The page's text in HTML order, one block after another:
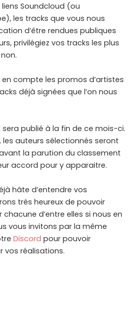
Soundcloud (ou
les tracks que vous nous
d’être rendues publiques
privilégiez vos tracks les plus
compte les promos d’artistes
déjà signées que l’on nous
publié à la fin de ce mois-ci.
auteurs sélectionnés seront
la parution du classement
accord pour y apparaitre.
hâte d’entendre vos
très heureux de pouvoir
d’entre elles si nous en
vous invitons par la même
Discord pour pouvoir
vos réalisations.